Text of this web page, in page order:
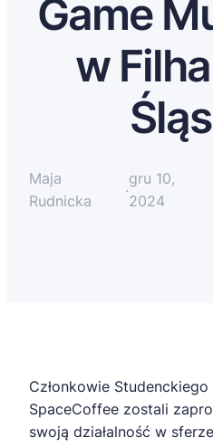
Game
w
Maja
Rudnicka
·
gru 10,
2024
Członkowie Studenckiego
SpaceCoffee zostali
swoją działalność w